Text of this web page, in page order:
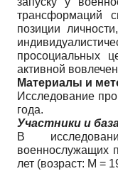
трансформаций
позиции
просоциальных
активной
Материалы и
Исследование
года.
Участники и
В
военнослужащих
лет (возраст: M =